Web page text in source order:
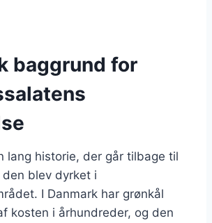
baggrund for
lang historie, der går tilbage til
blev dyrket i
I Danmark har grønkål
kosten i århundreder, og den